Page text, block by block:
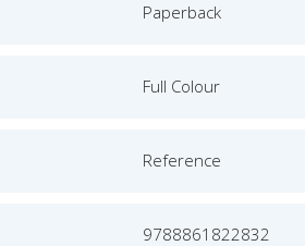
Paperback
Full Colour
Reference
9788861822832